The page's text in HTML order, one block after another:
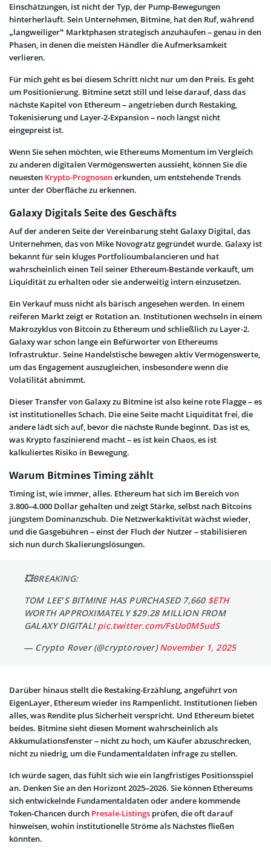
Einschätzungen, ist nicht der Typ, der Pump-Bewegungen
hinterherläuft. Sein Unternehmen, Bitmine, hat den Ruf, während
„langweiliger“ Marktphasen strategisch anzuhäufen – genau in den
Phasen, in denen die meisten Händler die Aufmerksamkeit
verlieren.
Für mich geht es bei diesem Schritt nicht nur um den Preis. Es geht
um Positionierung. Bitmine setzt still und leise darauf, dass das
nächste Kapitel von Ethereum – angetrieben durch Restaking,
Tokenisierung und Layer-2-Expansion – noch längst nicht
eingepreist ist.
Wenn Sie sehen möchten, wie Ethereums Momentum im Vergleich
zu anderen digitalen Vermögenswerten aussieht, können Sie die
neuesten Krypto-Prognosenerkunden, um entstehende Trends
unter der Oberfläche zu erkennen.
Galaxy Digitals Seite des Geschäfts
Auf der anderen Seite der Vereinbarung steht Galaxy Digital, das
Unternehmen, das von Mike Novogratz gegründet wurde. Galaxy ist
bekannt für sein kluges Portfolioumbalancieren und hat
wahrscheinlich einen Teil seiner Ethereum-Bestände verkauft, um
Liquidität zu erhalten oder sie anderweitig intern einzusetzen.
Ein Verkauf muss nicht als bärisch angesehen werden. In einem
reiferen Markt zeigt er Rotation an. Institutionen wechseln in einem
Makrozyklus von Bitcoin zu Ethereum und schließlich zu Layer-2.
Galaxy war schon lange ein Befürworter von Ethereums
Infrastruktur. Seine Handelstische bewegen aktiv Vermögenswerte,
um das Engagement auszugleichen, insbesondere wenn die
Volatilität abnimmt.
Dieser Transfer von Galaxy zu Bitmine ist also keine rote Flagge – es
ist institutionelles Schach. Die eine Seite macht Liquidität frei, die
andere lädt sich auf, bevor die nächste Runde beginnt. Das ist es,
was Krypto faszinierend macht – es ist kein Chaos, es ist
kalkuliertes Risiko in Bewegung.
Warum Bitmines Timing zählt
Timing ist, wie immer, alles. Ethereum hat sich im Bereich von
3.800–4.000 Dollar gehalten und zeigt Stärke, selbst nach Bitcoins
jüngstem Dominanzschub. Die Netzwerkaktivität wächst wieder,
und die Gasgebühren – einst der Fluch der Nutzer – stabilisieren
sich nun durch Skalierungslösungen.
💥BREAKING:
TOM LEE’S BITMINE HAS PURCHASED 7,660 $ETH
WORTH APPROXIMATELY $29.28 MILLION FROM
GALAXY DIGITAL!pic.twitter.com/FsUo0M5udS
— Crypto Rover (@cryptorover)November 1, 2025
Darüber hinaus stellt die Restaking-Erzählung, angeführt von
EigenLayer, Ethereum wieder ins Rampenlicht. Institutionen lieben
alles, was Rendite plus Sicherheit verspricht. Und Ethereum bietet
beides. Bitmine sieht diesen Moment wahrscheinlich als
Akkumulationsfenster – nicht zu hoch, um Käufer abzuschrecken,
nicht zu niedrig, um die Fundamentaldaten infrage zu stellen.
Ich würde sagen, das fühlt sich wie ein langfristiges Positionsspiel
an. Denken Sie an den Horizont 2025–2026. Sie können Ethereums
sich entwickelnde Fundamentaldaten oder andere kommende
Token-Chancen durch Presale-Listings prüfen, die oft darauf
hinweisen, wohin institutionelle Ströme als Nächstes fließen
könnten.